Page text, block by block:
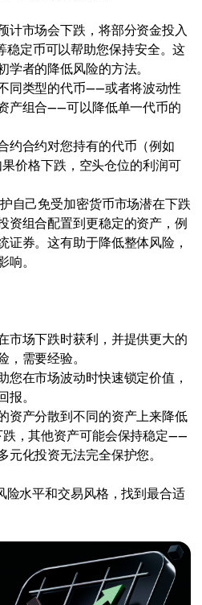
计市场会下跌，将部分资金投入
稳定币可以帮助您保持安全。这
者的降低风险的方法。
同类型的代币——或者将波动性
产组合——可以降低单一代币的
约合约对您持有的代币（例如
价格下跌，空头仓位的利润可
自己免受加密货币市场潜在下跌
资组合配置到更稳定的资产，例
证券。这有助于降低整体风险，
。
市场下跌时获利，并提供更大的
需要经验。
您在市场波动时快速锁定价值，
。
资产分散到不同的资产上来降低
，其他资产可能会保持稳定——
化投资无法完全保护您。
险水平和交易风格，找到最合适